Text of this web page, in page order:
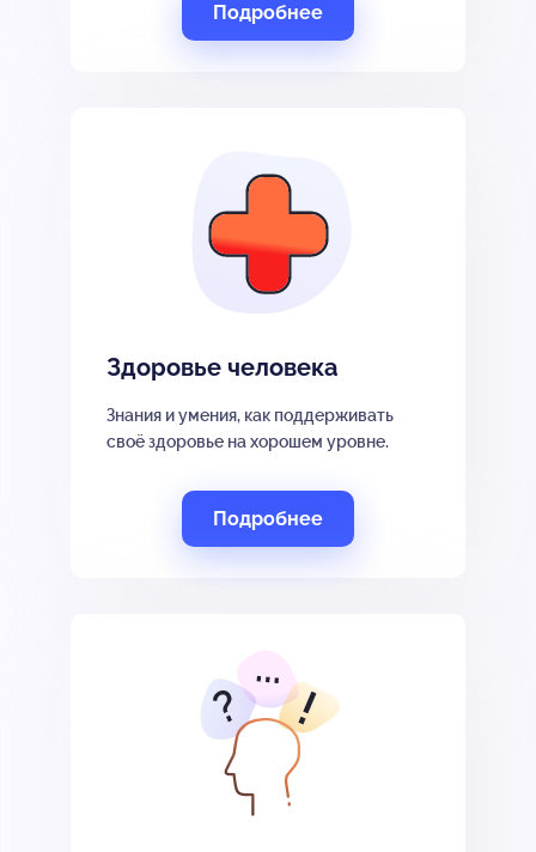
Подробнее
Здоровье человека
Знания и умения, как поддерживать
своё здоровье на хорошем уровне.
Подробнее